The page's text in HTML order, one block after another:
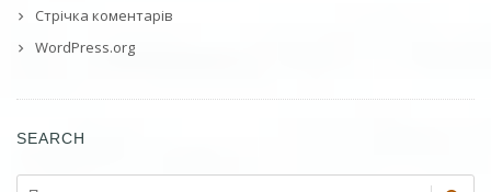
Стрічка коментарів
WordPress.org
SEARCH